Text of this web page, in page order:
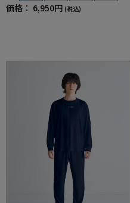
価格： 6,950円 (税込)